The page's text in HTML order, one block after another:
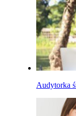
Audytorka